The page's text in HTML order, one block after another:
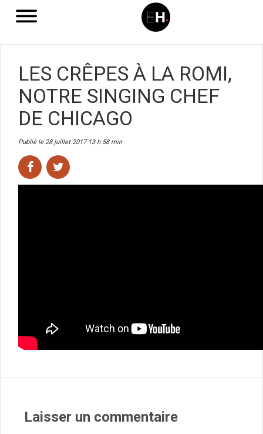
LES CRÊPES À LA ROMI,
NOTRE SINGING CHEF
DE CHICAGO
Publié le 28 juillet 2017 13 h 58 min
Laisser un commentaire